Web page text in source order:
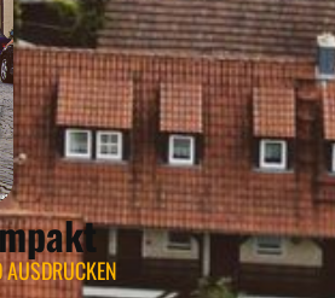
AUSDRUCKEN